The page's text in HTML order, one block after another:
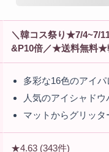
＼韓コス祭り★7/4~7/
&P10倍／★送料無料★
★ソフトブラーリング
アイシャドウ アイシャ
多彩な16色のアイパ
人気のアイシャドウ
マットからグリッタ
★4.63 (343件)